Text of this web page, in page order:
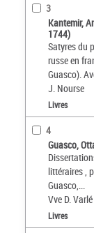
3
Kantemir,
1744)
Satyres du
russe en
Guasco).
J. Nourse
Livres
4
Guasco,
littéraires ,
Guasco,...
Vve D. Varlé
Livres